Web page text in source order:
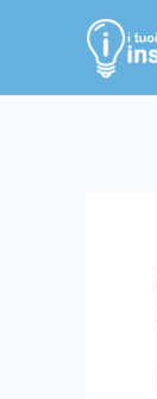
contenuto